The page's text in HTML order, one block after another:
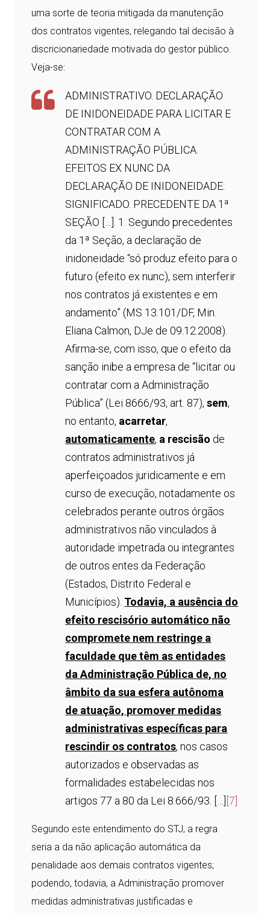
uma sorte de teoria mitigada da manutenção
dos contratos vigentes, relegando tal decisão à
discricionariedade motivada do gestor público.
Veja-se:
ADMINISTRATIVO. DECLARAÇÃO
DE INIDONEIDADE PARA LICITAR E
CONTRATAR COM A
ADMINISTRAÇÃO PÚBLICA.
EFEITOS EX NUNC DA
DECLARAÇÃO DE INIDONEIDADE:
SIGNIFICADO. PRECEDENTE DA 1ª
SEÇÃO […]. 1. Segundo precedentes
da 1ª Seção, a declaração de
inidoneidade “só produz efeito para o
futuro (efeito ex nunc), sem interferir
nos contratos já existentes e em
andamento” (MS 13.101/DF, Min.
Eliana Calmon, DJe de 09.12.2008).
Afirma-se, com isso, que o efeito da
sanção inibe a empresa de “licitar ou
contratar com a Administração
Pública” (Lei 8666/93, art. 87),sem,
no entanto, acarretar,
automaticamente, a rescisão de
contratos administrativos já
aperfeiçoados juridicamente e em
curso de execução, notadamente os
celebrados perante outros órgãos
administrativos não vinculados à
autoridade impetrada ou integrantes
de outros entes da Federação
(Estados, Distrito Federal e
Municípios). Todavia, a ausência do
efeito rescisório automático não
compromete nem restringe a
faculdade que têm as entidades
da Administração Pública de, no
âmbito da sua esfera autônoma
de atuação, promover medidas
administrativas específicas para
rescindir os contratos, nos casos
autorizados e observadas as
formalidades estabelecidas nos
artigos 77 a 80 da Lei 8.666/93. […]
[7]
Segundo este entendimento do STJ, a regra
seria a da não aplicação automática da
penalidade aos demais contratos vigentes;
podendo, todavia, a Administração promover
medidas administrativas justificadas e